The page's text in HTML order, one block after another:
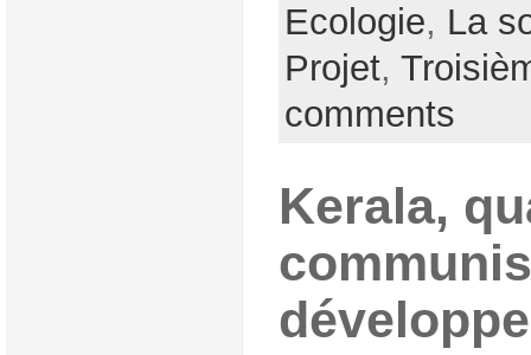
Ecologie, La
Projet,
comments
Kerala,